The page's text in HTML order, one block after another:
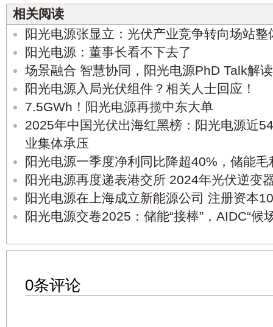
相关阅读
阳光电源张显立：光伏产业竞争转向场站
阳光电源：董事长看不下去了
场景融合 智慧协同，阳光电源PhD Talk解
阳光电源入局光伏组件？相关人士回应！
7.5GWh！阳光电源再揽中东大单
2025年中国光伏出海红黑榜：阳光电源近
业集体承压
阳光电源一季度净利同比降超40%，储能
阳光电源再度递表港交所 2024年光伏逆变
阳光电源在上海成立新能源公司 注册资本
阳光电源交卷2025：储能“接棒”，AIDC“候
0条评论